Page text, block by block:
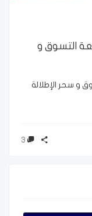
التسوق و
و سحر الإطلالة
3